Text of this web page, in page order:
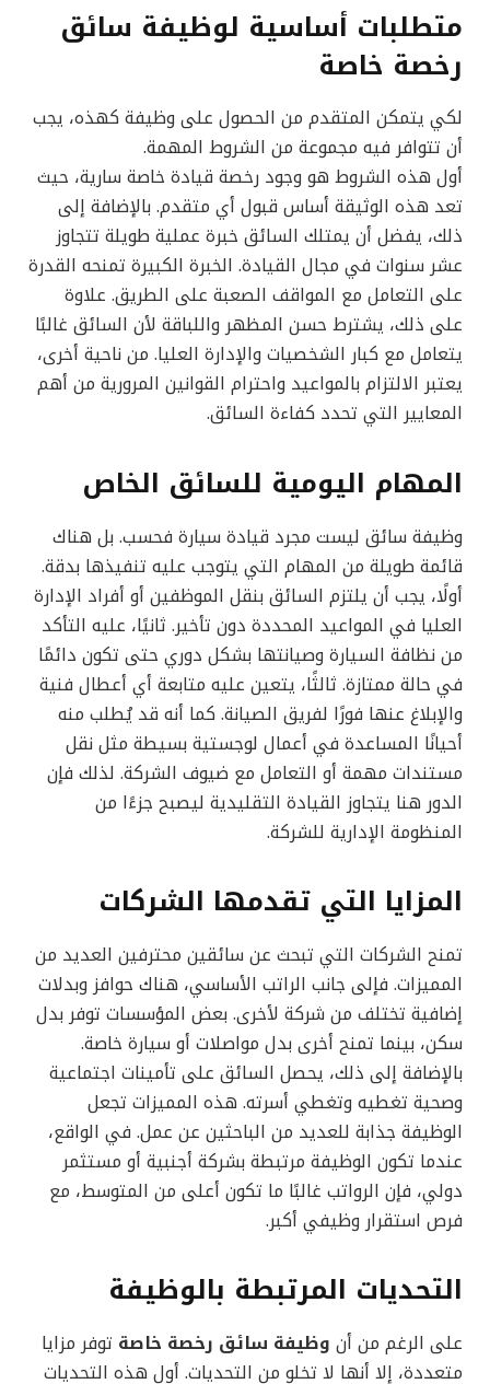
متطلبات أساسية لوظيفة سائق
رخصة خاصة
لكي يتمكن المتقدم من الحصول على وظيفة كهذه، يجب
أن تتوافر فيه مجموعة من الشروط المهمة.
أول هذه الشروط هو وجود رخصة قيادة خاصة سارية، حيث
تعد هذه الوثيقة أساس قبول أي متقدم. بالإضافة إلى
ذلك، يفضل أن يمتلك السائق خبرة عملية طويلة تتجاوز
عشر سنوات في مجال القيادة. الخبرة الكبيرة تمنحه القدرة
على التعامل مع المواقف الصعبة على الطريق. علاوة
على ذلك، يشترط حسن المظهر واللباقة لأن السائق غالبًا
يتعامل مع كبار الشخصيات والإدارة العليا. من ناحية أخرى،
يعتبر الالتزام بالمواعيد واحترام القوانين المرورية من أهم
المعايير التي تحدد كفاءة السائق.
المهام اليومية للسائق الخاص
وظيفة سائق ليست مجرد قيادة سيارة فحسب. بل هناك
قائمة طويلة من المهام التي يتوجب عليه تنفيذها بدقة.
أولًا، يجب أن يلتزم السائق بنقل الموظفين أو أفراد الإدارة
العليا في المواعيد المحددة دون تأخير. ثانيًا، عليه التأكد
من نظافة السيارة وصيانتها بشكل دوري حتى تكون دائمًا
في حالة ممتازة. ثالثًا، يتعين عليه متابعة أي أعطال فنية
والإبلاغ عنها فورًا لفريق الصيانة. كما أنه قد يُطلب منه
أحيانًا المساعدة في أعمال لوجستية بسيطة مثل نقل
مستندات مهمة أو التعامل مع ضيوف الشركة. لذلك فإن
الدور هنا يتجاوز القيادة التقليدية ليصبح جزءًا من
المنظومة الإدارية للشركة.
المزايا التي تقدمها الشركات
تمنح الشركات التي تبحث عن سائقين محترفين العديد من
المميزات. فإلى جانب الراتب الأساسي، هناك حوافز وبدلات
إضافية تختلف من شركة لأخرى. بعض المؤسسات توفر بدل
سكن، بينما تمنح أخرى بدل مواصلات أو سيارة خاصة.
بالإضافة إلى ذلك، يحصل السائق على تأمينات اجتماعية
وصحية تغطيه وتغطي أسرته. هذه المميزات تجعل
الوظيفة جذابة للعديد من الباحثين عن عمل. في الواقع،
عندما تكون الوظيفة مرتبطة بشركة أجنبية أو مستثمر
دولي، فإن الرواتب غالبًا ما تكون أعلى من المتوسط، مع
فرص استقرار وظيفي أكبر.
التحديات المرتبطة بالوظيفة
على الرغم من أن وظيفة سائق رخصة خاصة توفر مزايا
متعددة، إلا أنها لا تخلو من التحديات. أول هذه التحديات